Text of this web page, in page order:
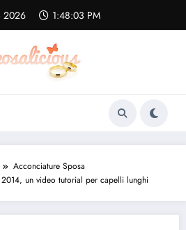
2026 1:48:04 PM
Acconciature Sposa
un video tutorial per capelli lunghi